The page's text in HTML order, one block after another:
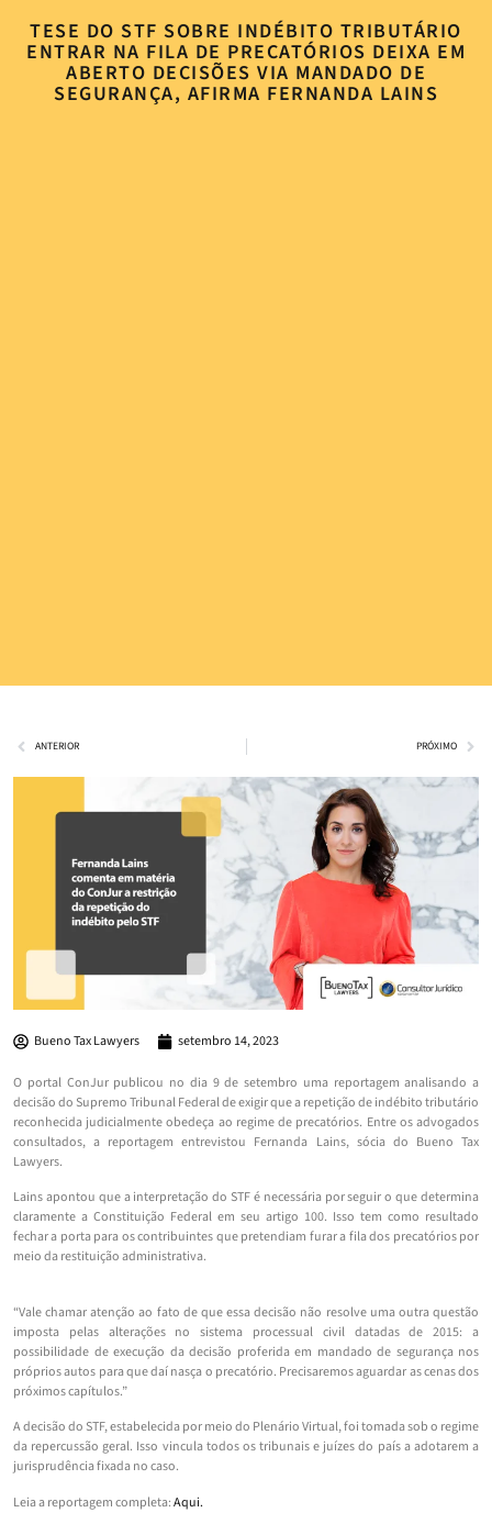
TESE DO STF SOBRE INDÉBITO TRIBUTÁRIO
ENTRAR NA FILA DE PRECATÓRIOS DEIXA EM
ABERTO DECISÕES VIA MANDADO DE
SEGURANÇA, AFIRMA FERNANDA LAINS
ANTERIOR PRÓXIMO
Bueno Tax Lawyers setembro 14, 2023
O portal ConJur publicou no dia 9 de setembro uma reportagem analisando a
decisão do Supremo Tribunal Federal de exigir que a repetição de indébito tributário
reconhecida judicialmente obedeça ao regime de precatórios. Entre os advogados
consultados, a reportagem entrevistou Fernanda Lains, sócia do Bueno Tax
Lawyers.
Lains apontou que a interpretação do STF é necessária por seguir o que determina
claramente a Constituição Federal em seu artigo 100. Isso tem como resultado
fechar a porta para os contribuintes que pretendiam furar a fila dos precatórios por
meio da restituição administrativa.
“Vale chamar atenção ao fato de que essa decisão não resolve uma outra questão
imposta pelas alterações no sistema processual civil datadas de 2015: a
possibilidade de execução da decisão proferida em mandado de segurança nos
próprios autos para que daí nasça o precatório. Precisaremos aguardar as cenas dos
próximos capítulos.”
A decisão do STF, estabelecida por meio do Plenário Virtual, foi tomada sob o regime
da repercussão geral. Isso vincula todos os tribunais e juízes do país a adotarem a
jurisprudência fixada no caso.
Leia a reportagem completa:Aqui.